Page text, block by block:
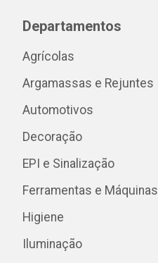
Departamentos
Agrícolas
Argamassas e Rejuntes
Automotivos
Decoração
EPI e Sinalização
Ferramentas e Máquinas
Higiene
Iluminação